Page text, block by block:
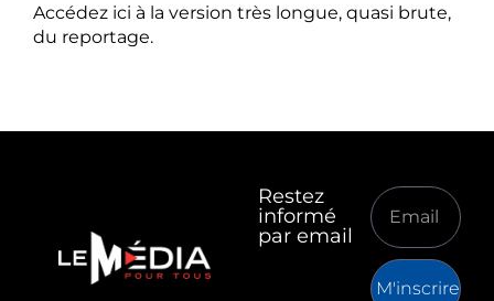
Accédez ici à la version très longue, quasi brute,
du reportage.
Restez
informé
par email
M'inscrire